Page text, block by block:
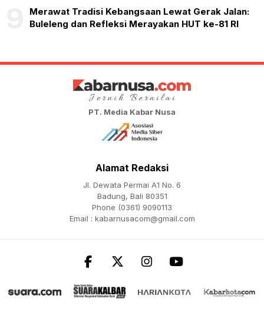
Merawat Tradisi Kebangsaan Lewat Gerak Jalan:
Buleleng dan Refleksi Merayakan HUT ke-81 RI
PT. Media Kabar Nusa
Alamat Redaksi
Jl. Dewata Permai A1 No. 6
Badung, Bali 80351
Phone (0361) 9090113
Email : kabarnusacom@gmail.com